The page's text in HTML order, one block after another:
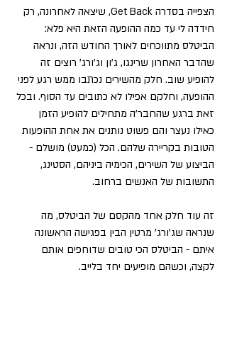
הצפייה בסדרה Get Back, שיצאה לאחרונה, רק
חידדה לי עד כמה ההופעה הזאת היא פלא:
הביטלס מתווכחים לאורך החודש הזה, ונראה
שהדבר האחרון שרינגו, ג'ון וג'ורג' רוצים זה
להופיע שוב. חלק מהשירים נכתבו ממש רגע לפני
ההופעה, וחלקם אפילו לא כתובים עד הסוף. ובכל
זאת ברגע שהחבר'ה מתחילים להופיע הזמן
כאילו נעצר והם פשוט נותנים את אחת ההופעות
הטובות בקריירה שלהם. הכל (כמעט) מושלם -
הביצוע של השירים, הכימיה ביניהם, הסטינג,
התשובות של האנשים ברחוב.
זה עוד חלק אחד מהקסם של הביטלס, מה
שנראה שג'ורג' מרטין הבין בפגישה הראשונה
איתם - הביטלס הכי טובים שדוחפים אותם
לקצה, וכשהם מופיעים יחד בלייב.